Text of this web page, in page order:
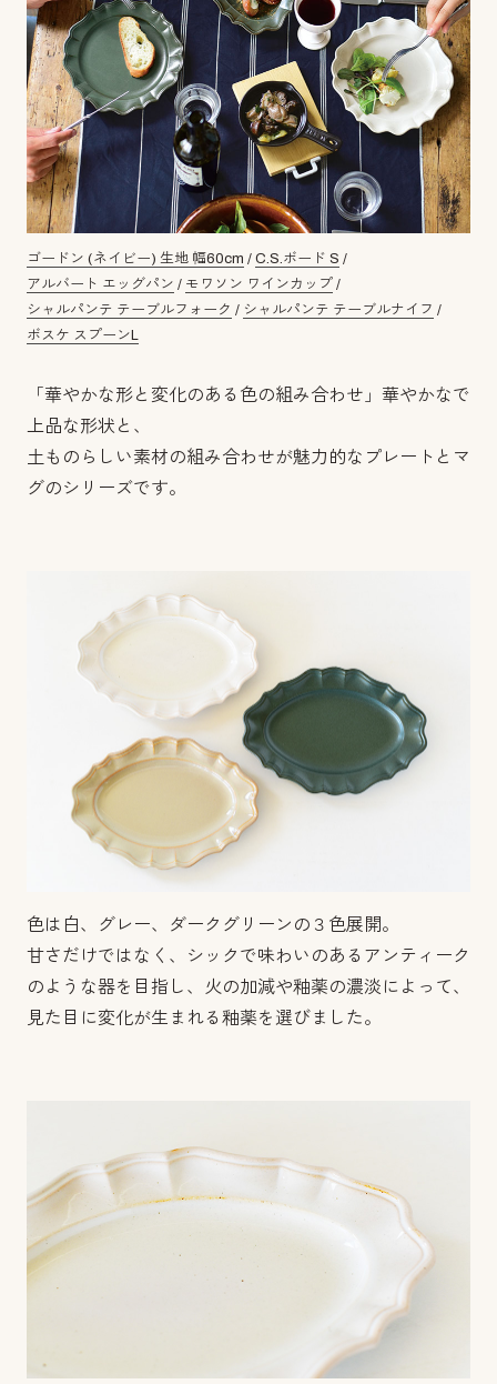
ゴードン (ネイビー) 生地 幅60cm / C.S.ボード S /
アルバート エッグパン / モワソン ワインカップ /
シャルパンテ テーブルフォーク / シャルパンテ テーブルナイフ /
ボスケ スプーンL
「華やかな形と変化のある色の組み合わせ」華やかなで
上品な形状と、
土ものらしい素材の組み合わせが魅力的なプレートとマ
グのシリーズです。
色は白、グレー、ダークグリーンの３色展開。
甘さだけではなく、シックで味わいのあるアンティーク
のような器を目指し、火の加減や釉薬の濃淡によって、
見た目に変化が生まれる釉薬を選びました。